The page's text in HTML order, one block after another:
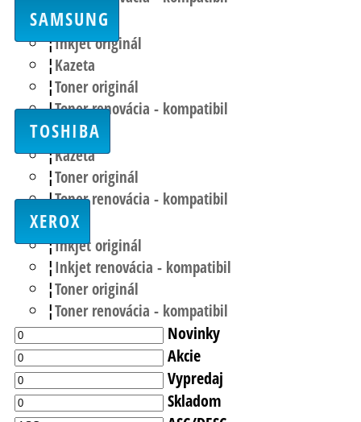
SAMSUNG
Inkjet originál
Kazeta
Toner originál
Toner renovácia - kompatibil
TOSHIBA
Kazeta
Toner originál
Toner renovácia - kompatibil
XEROX
Inkjet originál
Inkjet renovácia - kompatibil
Toner originál
Toner renovácia - kompatibil
Novinky
Akcie
Vypredaj
Skladom